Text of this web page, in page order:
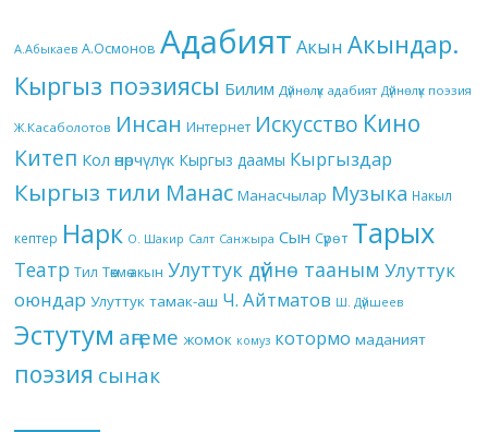
А.Абыкаев А.Осмонов Адабият Акын Акындар.
Кыргыз поэзиясы Билим Дүйнөлүк адабият Дүйнөлүк поэзия
Ж.Касаболотов Инсан Интернет Искусство Кино
Китеп Кол өнөрчүлүк Кыргыз даамы Кыргыздар
Кыргыз тили Манас Манасчылар Музыка Накыл
кептер Нарк О. Шакир Салт Санжыра Сын Сүрөт Тарых
Театр Тил Төкмө акын Улуттук дүйнө тааным Улуттук
оюндар Улуттук тамак-аш Ч. Айтматов Ш. Дүйшеев
Эстутум аңгеме жомок комуз котормо маданият
поэзия сынак